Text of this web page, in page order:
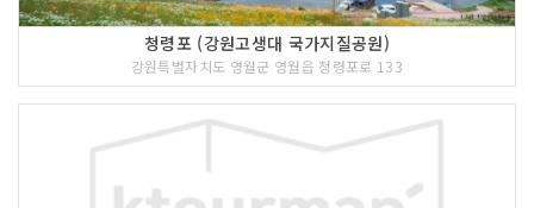
청령포 (강원고생대 국가지질공원)
강원특별자치도 영월군 영월읍 청령포로 133